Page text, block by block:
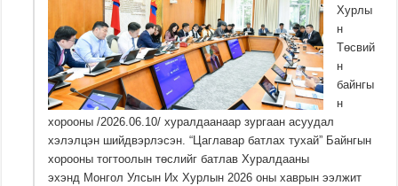
Хурлы
н
Төсвий
н
байнгы
н
хорооны /2026.06.10/ хуралдаанаар зургаан асуудал
хэлэлцэн шийдвэрлэсэн. “Цаглавар батлах тухай” Байнгын
хорооны тогтоолын төслийг батлав Хуралдааны
эхэнд Монгол Улсын Их Хурлын 2026 оны хаврын ээлжит